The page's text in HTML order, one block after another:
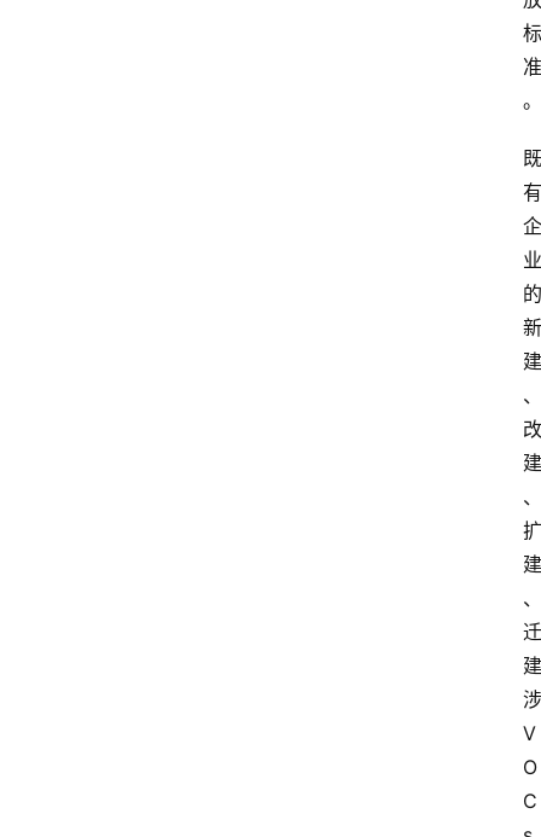
标
准
。
既
有
企
业
的
新
建
、
改
建
、
扩
建
、
迁
建
涉
V
O
C